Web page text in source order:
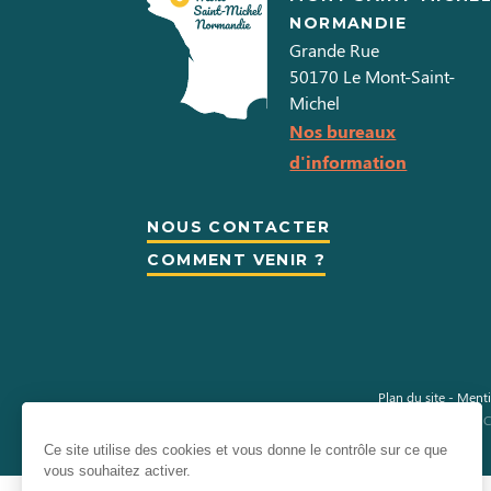
Ce site utilise des cookies et vous donne le contrôle sur ce que
vous souhaitez activer.
NORMANDIE
Grande Rue
50170 Le Mont-Saint-
Michel
Nos bureaux
d'information
NOUS CONTACTER
COMMENT VENIR ?
Plan du site-